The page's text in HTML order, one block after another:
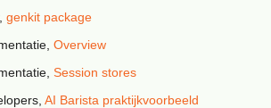
genkit package
Overview
Session stores
AI Barista praktijkvoorbeeld